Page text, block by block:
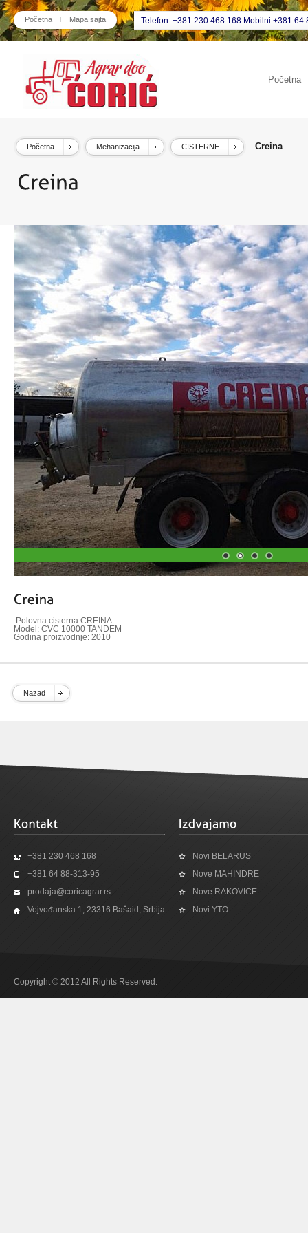
Početna Mapa sajta Telefon: +381 230 468 168 Mobilni +381 64
Početna
Početna Mehanizacija CISTERNE Creina
Polovna cisterna CREINA
Model: CVC 10000 TANDEM
Godina proizvodnje: 2010
Nazad
+381 230 468 168
+381 64 88-313-95
prodaja@coricagrar.rs
Vojvođanska 1, 23316 Bašaid, Srbija
Novi BELARUS
Nove MAHINDRE
Nove RAKOVICE
Novi YTO
Copyright © 2012 All Rights Reserved.